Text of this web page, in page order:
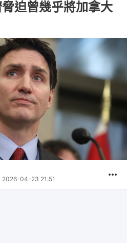
迫曾幾乎將加拿大
2026-04-23 21:51